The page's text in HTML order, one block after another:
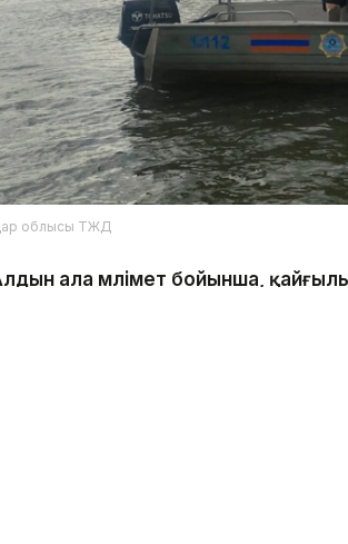
облысы ТЖД
ала мәлімет бойынша,